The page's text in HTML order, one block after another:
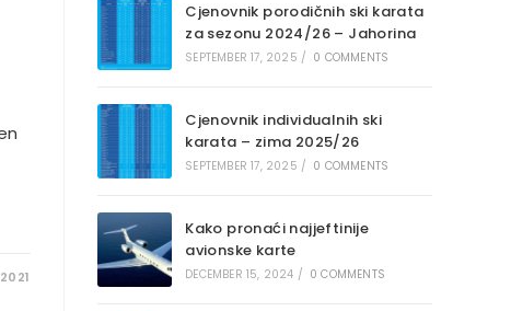
Cjenovnik porodičnih ski karata
za sezonu 2024/26 – Jahorina
SEPTEMBER 17, 2025 / 0 COMMENTS
Cjenovnik individualnih ski
karata – zima 2025/26
SEPTEMBER 17, 2025 / 0 COMMENTS
Kako pronaći najjeftinije
avionske karte
DECEMBER 15, 2024 / 0 COMMENTS